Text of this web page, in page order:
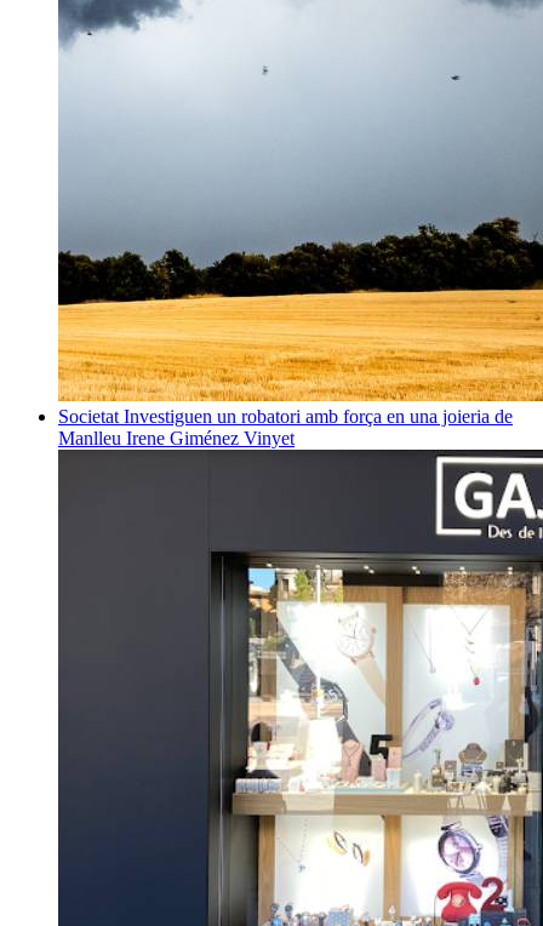
Societat Investiguen un robatori amb força en una joieria de
Manlleu Irene Giménez Vinyet